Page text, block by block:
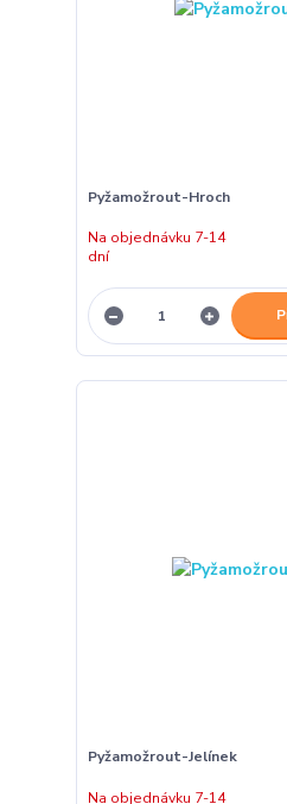
Pyžamožrout-Hroch
Na objednávku 7-14
dní
Pyžamožrout-Jelínek
Na objednávku 7-14